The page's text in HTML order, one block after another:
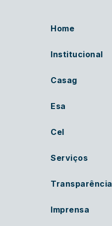
Home
Institucional
Casag
Esa
Cel
Serviços
Transparência
Imprensa